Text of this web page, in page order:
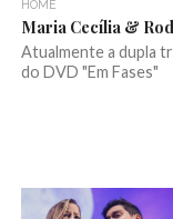
HOME
Maria Cecília &
Atualmente a dupla
do DVD "Em Fases"